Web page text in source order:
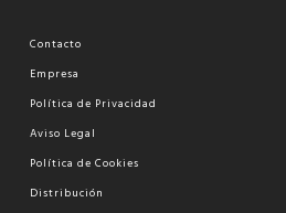
Contacto
Empresa
Política de Privacidad
Aviso Legal
Política de Cookies
Distribución